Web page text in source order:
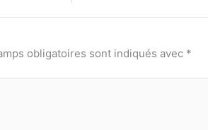
obligatoires sont indiqués avec *